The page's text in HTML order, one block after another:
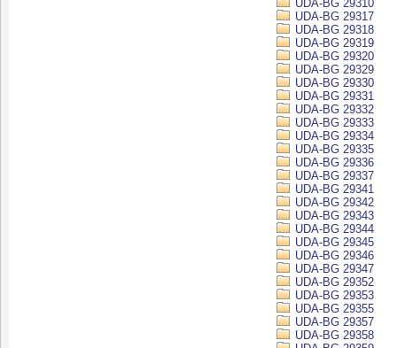
UDA-BG 29310
UDA-BG 29317
UDA-BG 29318
UDA-BG 29319
UDA-BG 29320
UDA-BG 29329
UDA-BG 29330
UDA-BG 29331
UDA-BG 29332
UDA-BG 29333
UDA-BG 29334
UDA-BG 29335
UDA-BG 29336
UDA-BG 29337
UDA-BG 29341
UDA-BG 29342
UDA-BG 29343
UDA-BG 29344
UDA-BG 29345
UDA-BG 29346
UDA-BG 29347
UDA-BG 29352
UDA-BG 29353
UDA-BG 29355
UDA-BG 29357
UDA-BG 29358